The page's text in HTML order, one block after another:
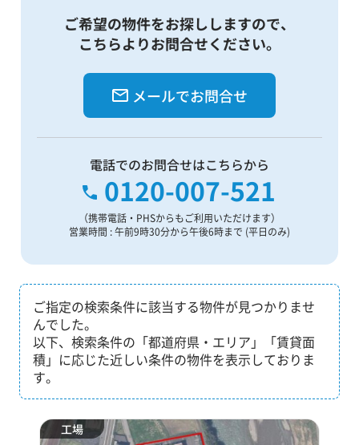
ご希望の物件をお探ししますので、
こちらよりお問合せください。
メールでお問合せ
電話でのお問合せはこちらから
0120-007-521
（携帯電話・PHSからもご利用いただけます）
営業時間 : 午前9時30分から午後6時まで (平日のみ)
ご指定の検索条件に該当する物件が見つかりませ
んでした。
以下、検索条件の「都道府県・エリア」「賃貸面
積」に応じた近しい条件の物件を表示しておりま
す。
工場